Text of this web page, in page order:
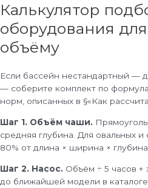
Калькулятор
оборудования
объёму
Если бассейн нестандартный —
— соберите комплект по
норм, описанных в §«Как
Шаг 1. Объём чаши.
средняя глубина. Для овальных
80% от длина × ширина ×
Шаг 2. Насос. Объём ÷ 5 часов +
до ближайшей модели в каталоге.